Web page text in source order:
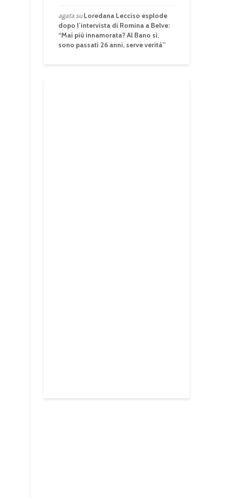
agatasuLoredana Lecciso esplode
dopo l’intervista di Romina a Belve:
“Mai più innamorata? Al Bano sì,
sono passati 26 anni, serve verità”